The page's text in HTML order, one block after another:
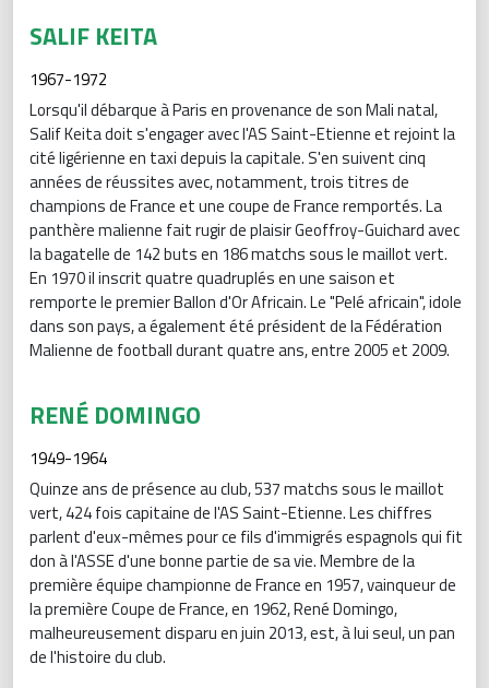
SALIF KEITA
1967-1972
Lorsqu'il débarque à Paris en provenance de son Mali natal,
Salif Keita doit s'engager avec l'AS Saint-Etienne et rejoint la
cité ligérienne en taxi depuis la capitale. S'en suivent cinq
années de réussites avec, notamment, trois titres de
champions de France et une coupe de France remportés. La
panthère malienne fait rugir de plaisir Geoffroy-Guichard avec
la bagatelle de 142 buts en 186 matchs sous le maillot vert.
En 1970 il inscrit quatre quadruplés en une saison et
remporte le premier Ballon d'Or Africain. Le "Pelé africain", idole
dans son pays, a également été président de la Fédération
Malienne de football durant quatre ans, entre 2005 et 2009.
RENÉ DOMINGO
1949-1964
Quinze ans de présence au club, 537 matchs sous le maillot
vert, 424 fois capitaine de l'AS Saint-Etienne. Les chiffres
parlent d'eux-mêmes pour ce fils d'immigrés espagnols qui fit
don à l'ASSE d'une bonne partie de sa vie. Membre de la
première équipe championne de France en 1957, vainqueur de
la première Coupe de France, en 1962, René Domingo,
malheureusement disparu en juin 2013, est, à lui seul, un pan
de l'histoire du club.